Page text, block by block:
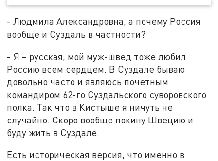
- Людмила Александровна, а почему Россия
вообще и Суздаль в частности?
- Я – русская, мой муж-швед тоже любил
Россию всем сердцем. В Суздале бываю
довольно часто и являюсь почетным
командиром 62-го Суздальского суворовского
полка. Так что в Кистыше я ничуть не
случайно. Скоро вообще покину Швецию и
буду жить в Суздале.
Есть историческая версия, что именно в